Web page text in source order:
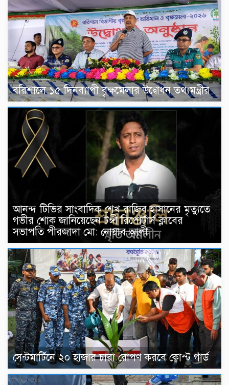
বরিশালে ১৫ দিনব্যাপী বৃক্ষমেলার উদ্বোধন তথ্যমন্ত্রীর
আনন্দ টিভির সাংবাদিক শেখ রাজিব হাসানের মৃত্যুতে
গভীর শোক জানিয়েছেন টঙ্গী রিপোর্টার্স ক্লাবের
সভাপতি পীরজাদা মো: নোয়াব আলী
সেন্টমার্টিনে ২০ হাজার চারা রোপণ করবে কোস্ট গার্ড